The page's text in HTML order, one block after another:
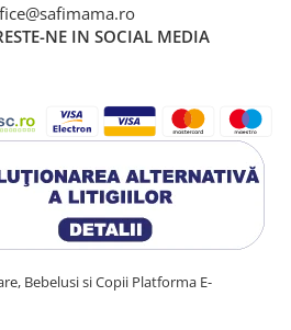
NE IN SOCIAL MEDIA
Bebelusi si Copii Platforma E-